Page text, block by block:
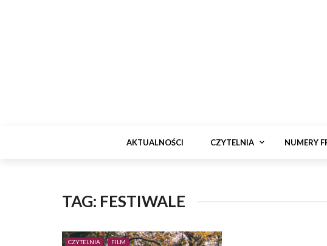
AKTUALNOŚCI CZYTELNIA NUMERY
TAG: FESTIWALE
CZYTELNIA FILM